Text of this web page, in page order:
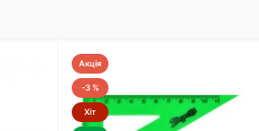
Акція
-3 %
Хіт